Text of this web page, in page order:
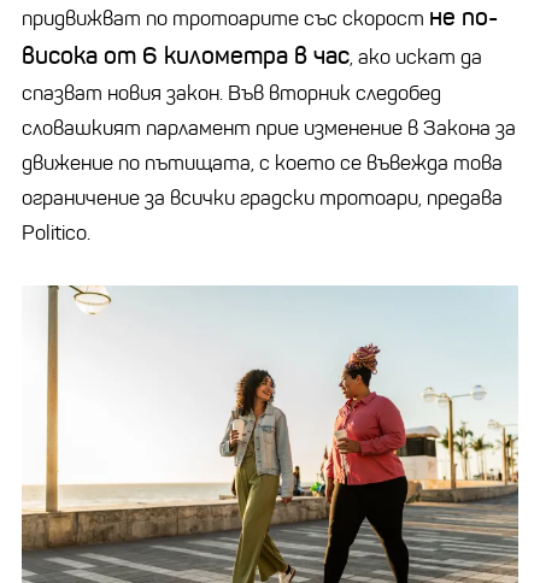
придвижват по тротоарите със скорост не по-
висока от 6 километра в час, ако искат да
спазват новия закон. Във вторник следобед
словашкият парламент прие изменение в Закона за
движение по пътищата, с което се въвежда това
ограничение за всички градски тротоари, предава
Politico.